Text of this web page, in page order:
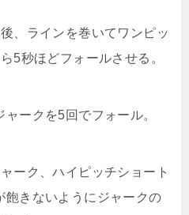
、ラインを巻いてワンピッ
5秒ほどフォールさせる。
ークを5回でフォール。
ーク、ハイピッチショート
飽きないようにジャークの